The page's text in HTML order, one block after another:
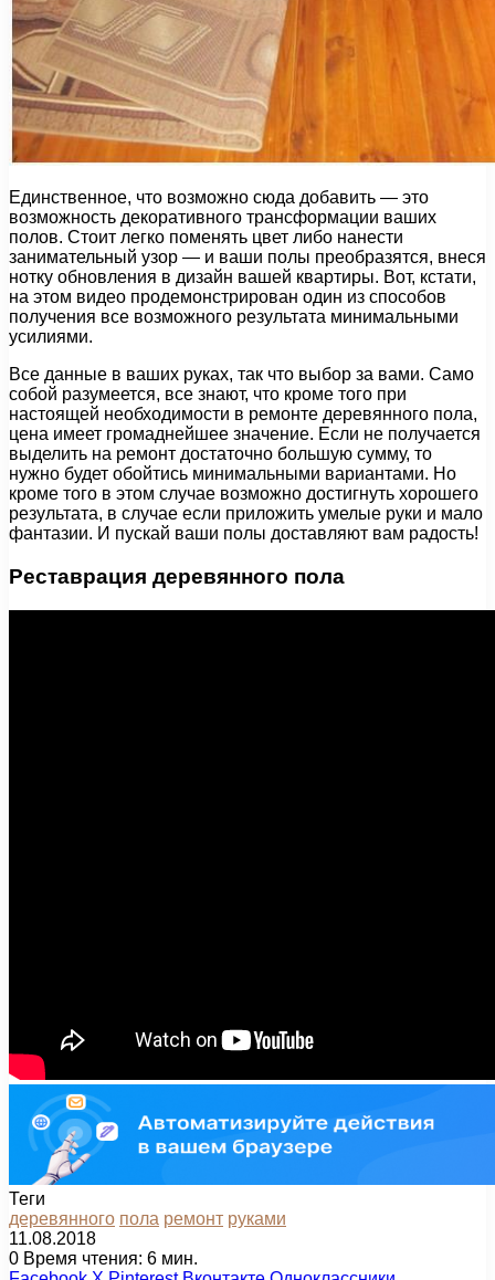
Единственное, что возможно сюда добавить — это
возможность декоративного трансформации ваших
полов. Стоит легко поменять цвет либо нанести
занимательный узор — и ваши полы преобразятся, внеся
нотку обновления в дизайн вашей квартиры. Вот, кстати,
на этом видео продемонстрирован один из способов
получения все возможного результата минимальными
усилиями.
Все данные в ваших руках, так что выбор за вами. Само
собой разумеется, все знают, что кроме того при
настоящей необходимости в ремонте деревянного пола,
цена имеет громаднейшее значение. Если не получается
выделить на ремонт достаточно большую сумму, то
нужно будет обойтись минимальными вариантами. Но
кроме того в этом случае возможно достигнуть хорошего
результата, в случае если приложить умелые руки и мало
фантазии. И пускай ваши полы доставляют вам радость!
Реставрация деревянного пола
Теги
деревянного пола ремонт руками
11.08.2018
0 Время чтения: 6 мин.